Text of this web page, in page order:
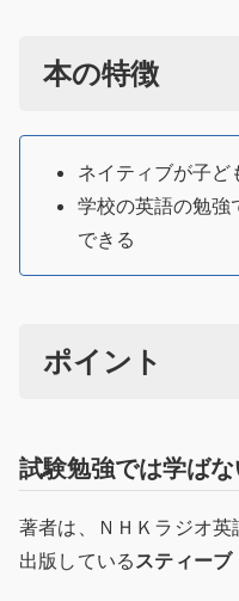
本の特徴
ネイティブが子
学校の英語の勉強
できる
ポイント
試験勉強では学ば
著者は、ＮＨＫラジオ
出版している スティーブ